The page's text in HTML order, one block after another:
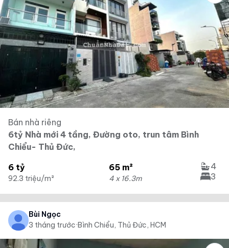
Bán nhà riêng
6tỷ Nhà mới 4 tầng, Đường oto, trun tâm Bình
Chiểu- Thủ Đức,
6 tỷ
92.3 triệu/m²
65 m²
4 x 16.3m
4
3
Bùi Ngọc
3 tháng trước·Bình Chiểu, Thủ Đức, HCM